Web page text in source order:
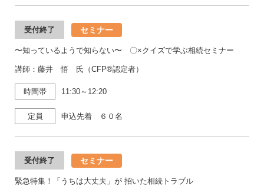
受付終了 セミナー
〜知っているようで知らない〜 〇×クイズで学ぶ相続セミナー
講師：藤井 悟 氏（CFP®認定者）
時間帯 11:30～12:20
定員 申込先着 ６０名
受付終了 セミナー
緊急特集！「うちは大丈夫」が 招いた相続トラブル